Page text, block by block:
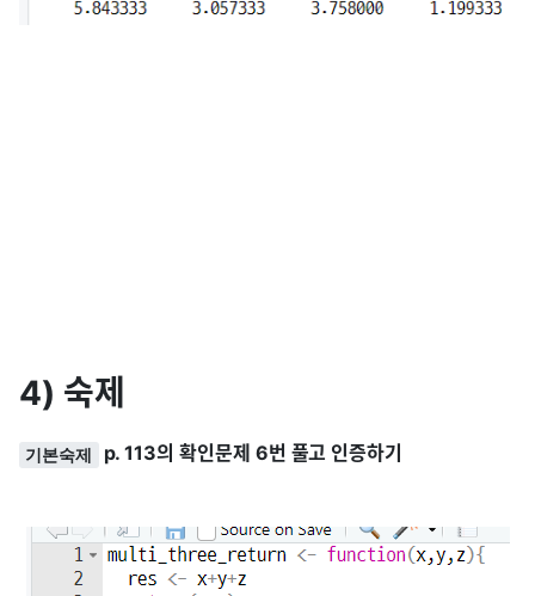
4) 숙제
기본숙제 p. 113의 확인문제 6번 풀고 인증하기